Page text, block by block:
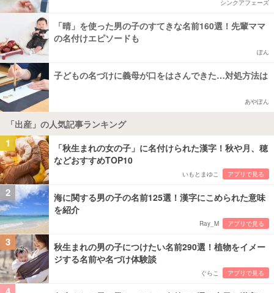
シンクアフェーズ
「晴」を使った男の子のすてきな名前160選！先輩ママ
の名付けエピソードも
ぽん
子どもの名づけに義母が口をはさんできた…対処方法は
あやぽん
「出産」の人気記事ランキング
1
「秋生まれの女の子」に名付けられた漢字！秋や月、穂
などおすすめTOP10
いもとまゆこ アプリで見る
2
海に関する男の子の名前125選！漢字にこめられた意味
を紹介
Ray_M アプリで見る
3
秋生まれの男の子につけたい名前290選！植物をイメー
ジする名前や名づけ体験談
ぐらこ アプリで見る